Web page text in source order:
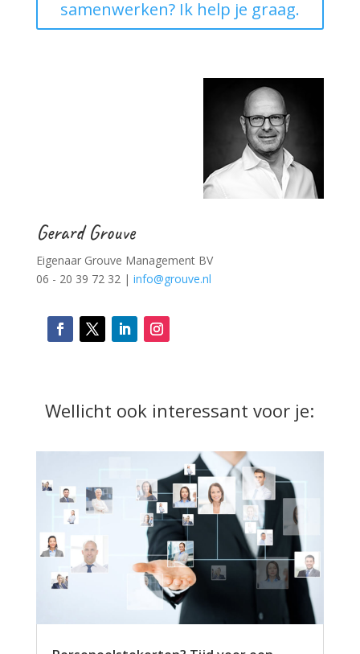
samenwerken? Ik help je graag.
Gerard Grouve
Eigenaar Grouve Management BV
06 - 20 39 72 32 | info@grouve.nl
Wellicht ook interessant voor je: